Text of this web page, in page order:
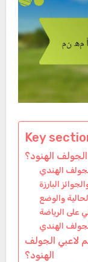
Key
الهنود؟
الهندي
البارزة
والوضع
على الرياضة
الهندي
لاعبي الجولف
الهنود؟